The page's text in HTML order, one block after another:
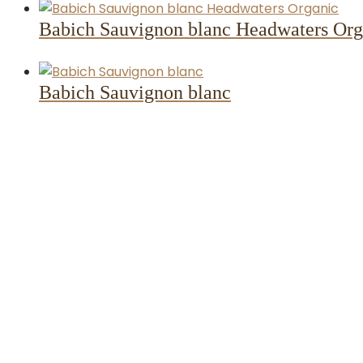
Babich Sauvignon blanc Headwaters
Babich Sauvignon blanc